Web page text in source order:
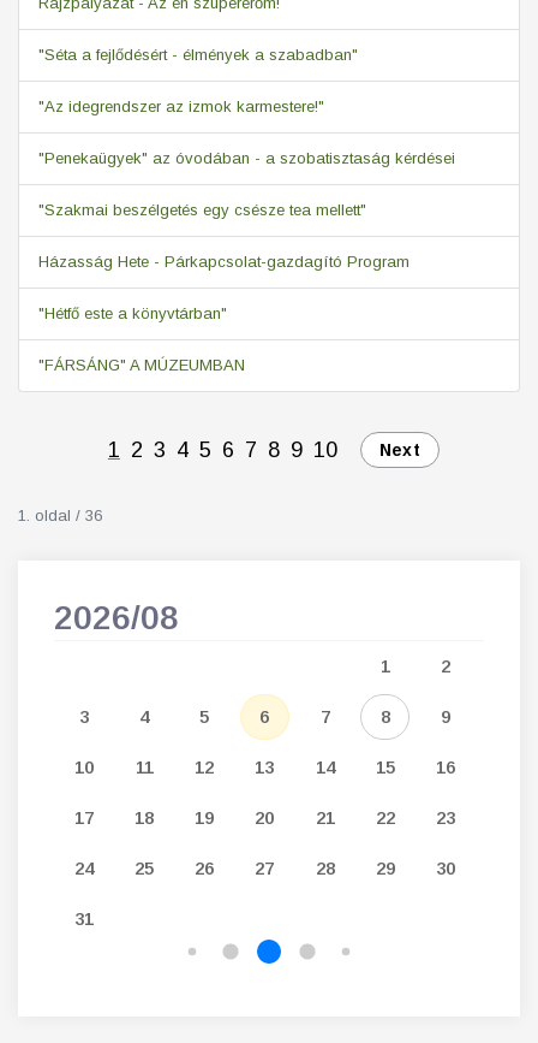
"Séta a fejlődésért - élmények a szabadban"
"Az idegrendszer az izmok karmestere!"
"Penekaügyek" az óvodában - a szobatisztaság kérdései
"Szakmai beszélgetés egy csésze tea mellett"
Házasság Hete - Párkapcsolat-gazdagító Program
"Hétfő este a könyvtárban"
"FÁRSÁNG" A MÚZEUMBAN
1 2 3 4 5 6 7 8 9 10 Next
1. oldal / 36
2026/08
1 2
3 4 5 6 7 8 9
10 11 12 13 14 15 16
17 18 19 20 21 22 23
24 25 26 27 28 29 30
31